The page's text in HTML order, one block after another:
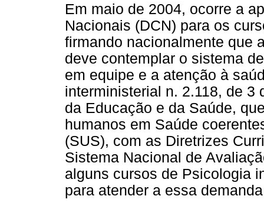
Em maio de 2004, ocorre a
Nacionais (DCN) para os
firmando nacionalmente que
deve contemplar o sistema
em equipe e a atenção à
interministerial n. 2.118, de 3
da Educação e da Saúde,
humanos em Saúde
(SUS), com as Diretrizes
Sistema Nacional de
alguns cursos de Psicologia
para atender a essa